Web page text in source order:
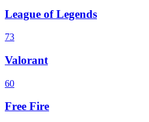
League of Legends
73
Valorant
60
Free Fire